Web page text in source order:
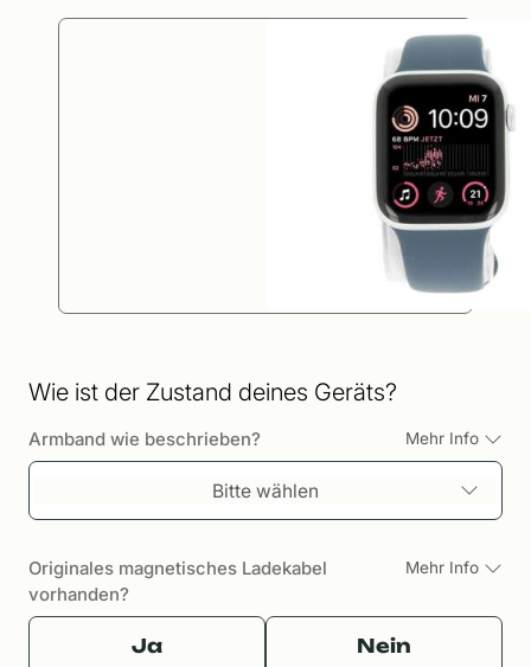
Wie ist der Zustand deines Geräts?
Armband wie beschrieben? Mehr Info
Bitte wählen
Originales magnetisches Ladekabel
vorhanden?
Mehr Info
Ja Nein